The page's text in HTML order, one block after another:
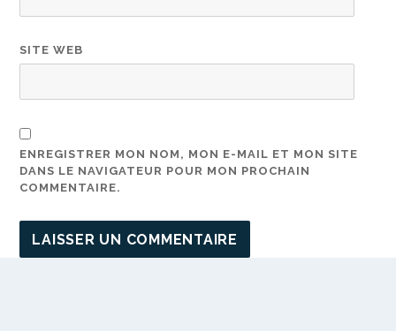
SITE WEB
ENREGISTRER MON NOM, MON E-MAIL ET MON SITE
DANS LE NAVIGATEUR POUR MON PROCHAIN
COMMENTAIRE.